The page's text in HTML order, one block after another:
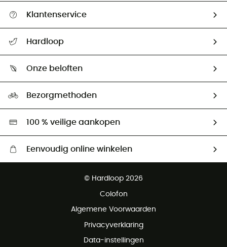
Klantenservice
Retourzendingen & Terugbetalingen
Hardloop
Ambassadeurs
Onze beloften
Hardgreen
Bezorgmethoden
100 % veilige aankopen
Eenvoudig online winkelen
Gratis retourneren binnen 100 dagen
© Hardloop 2026
Colofon
Algemene Voorwaarden
Privacyverklaring
Data-instellingen